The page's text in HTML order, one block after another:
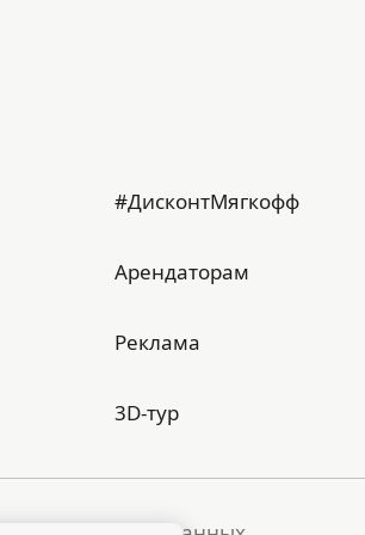
#ДисконтМягкофф
Арендаторам
Реклама
3D-тур